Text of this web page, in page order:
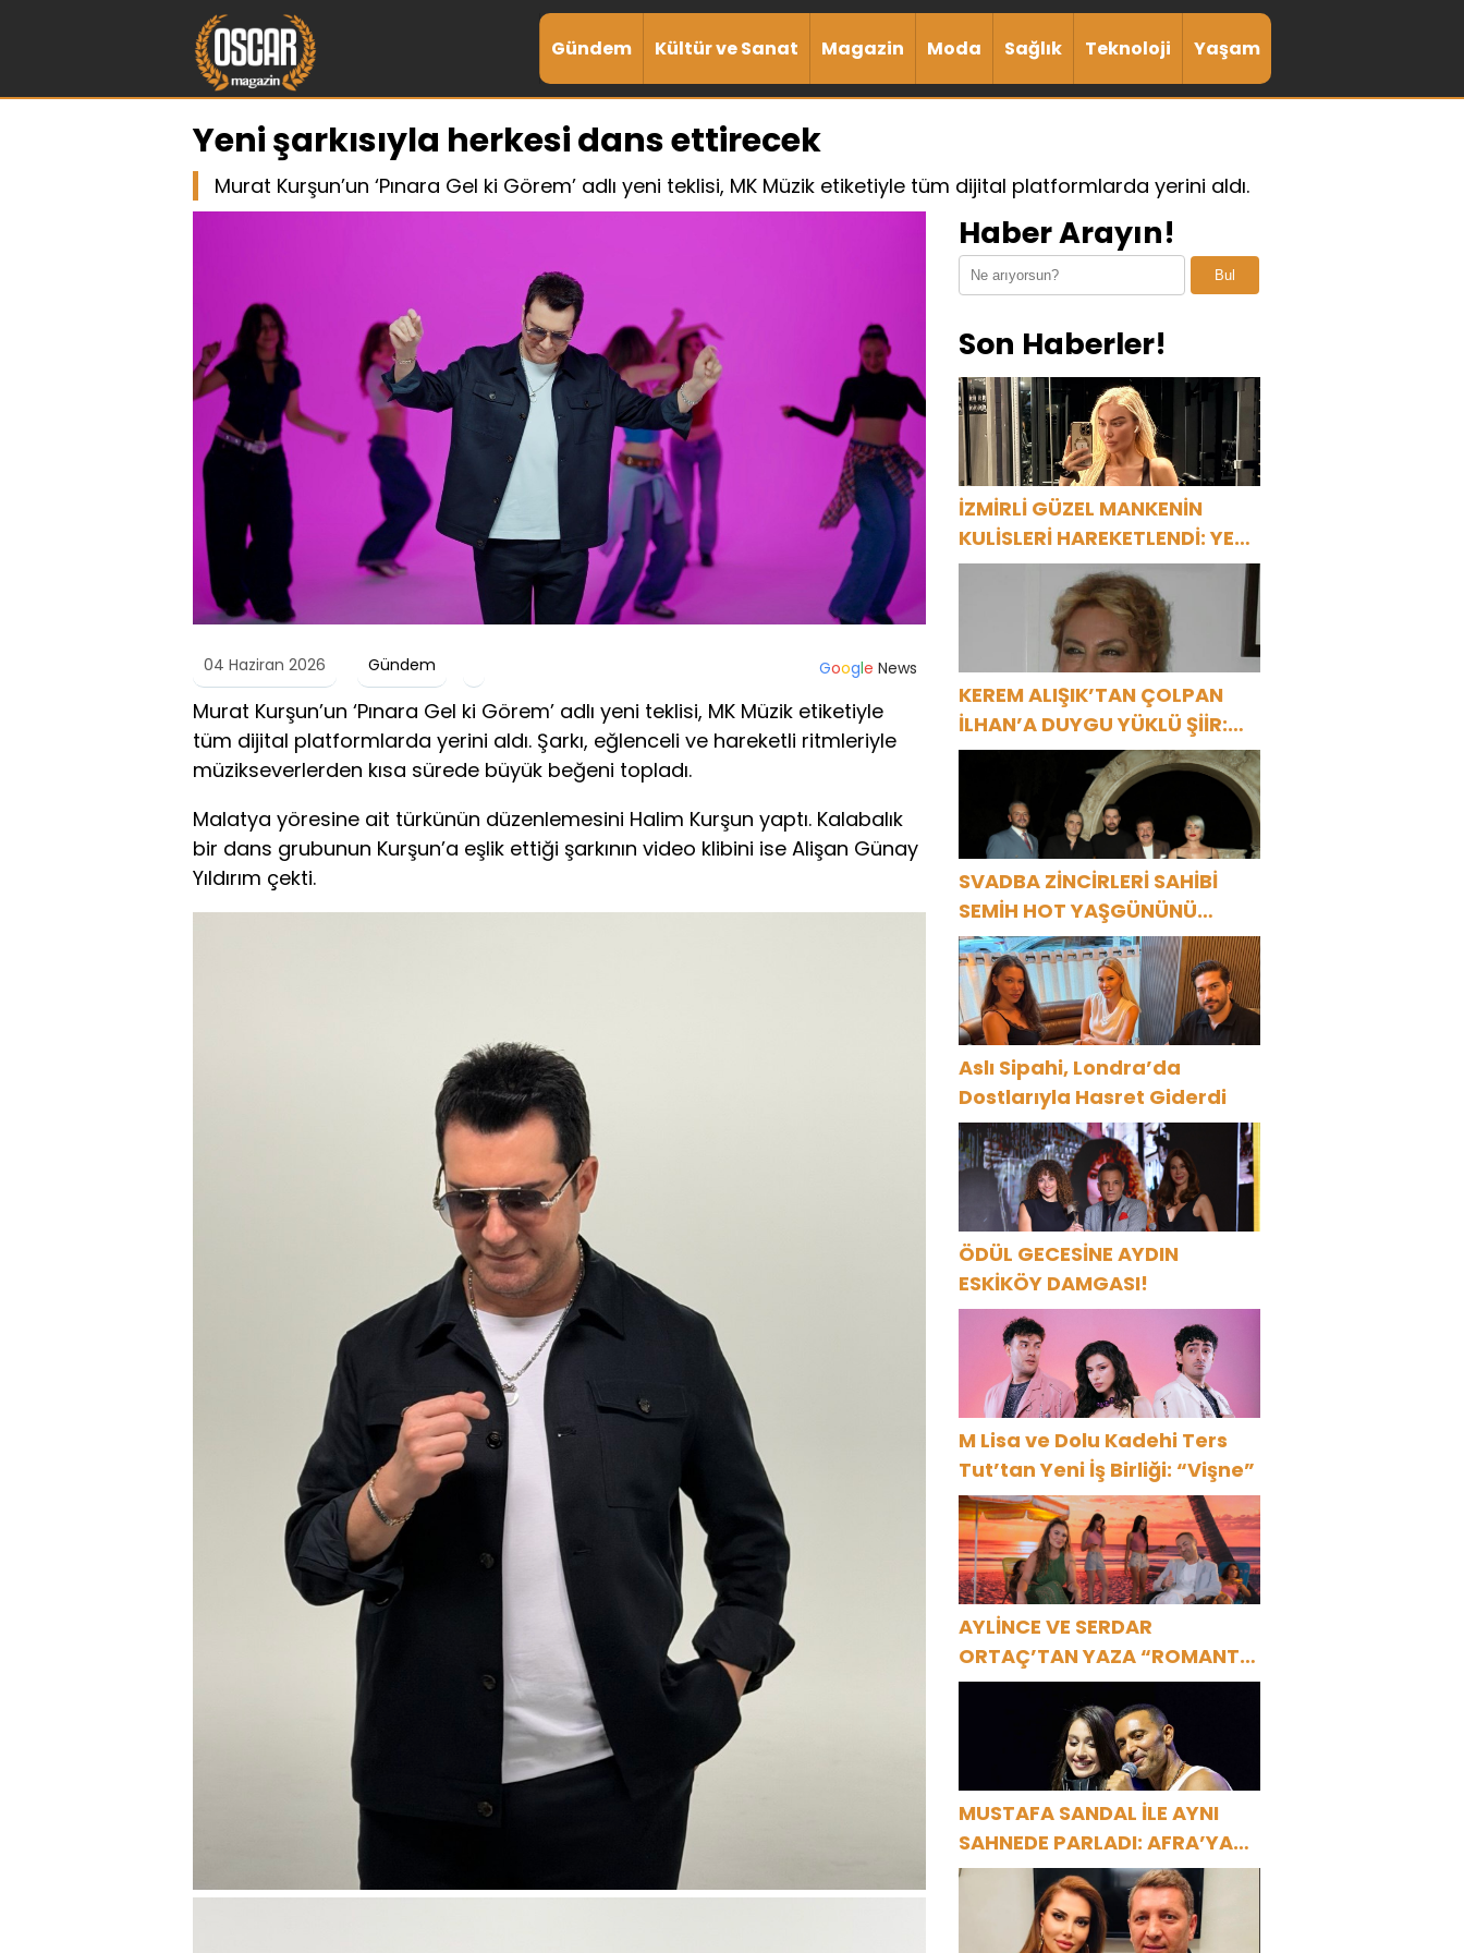
Gündem Kültür ve Sanat Magazin Moda Sağlık Teknoloji Yaşam
Yeni şarkısıyla herkesi dans ettirecek
Murat Kurşun’un ‘Pınara Gel ki Görem’ adlı yeni teklisi, MK Müzik etiketiyle tüm dijital platformlarda yerini aldı.
04 Haziran 2026 Gündem Google News
Murat Kurşun’un ‘Pınara Gel ki Görem’ adlı yeni teklisi, MK Müzik etiketiyle
tüm dijital platformlarda yerini aldı. Şarkı, eğlenceli ve hareketli ritmleriyle
müzikseverlerden kısa sürede büyük beğeni topladı.
Malatya yöresine ait türkünün düzenlemesini Halim Kurşun yaptı. Kalabalık
bir dans grubunun Kurşun’a eşlik ettiği şarkının video klibini ise Alişan Günay
Yıldırım çekti.
Haber Arayın!
Bul
Son Haberler!
İZMİRLİ GÜZEL MANKENİN
KULİSLERİ HAREKETLENDİ: YENİ
PROJELER YOLDA!
KEREM ALIŞIK’TAN ÇOLPAN
İLHAN’A DUYGU YÜKLÜ ŞİİR:
“Bir Attila İlhan şiirinden
çıkmıştı sanki”
SVADBA ZİNCİRLERİ SAHİBİ
SEMİH HOT YAŞGÜNÜNÜ
SANAT VE CEMİYET
DÜNYASININ ÜNLÜ İSİMLERİYLE
KUTLADI!
Aslı Sipahi, Londra’da
Dostlarıyla Hasret Giderdi
ÖDÜL GECESİNE AYDIN
ESKİKÖY DAMGASI!
M Lisa ve Dolu Kadehi Ters
Tut’tan Yeni İş Birliği: “Vişne”
AYLİNCE VE SERDAR
ORTAÇ’TAN YAZA “ROMANTİK
AŞK” BOMBASI!
MUSTAFA SANDAL İLE AYNI
SAHNEDE PARLADI: AFRA’YA
HARBİYE’DE BÜYÜK ALKIŞ